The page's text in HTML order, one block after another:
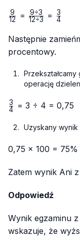
\frac{9}
12
9 = \frac{9
{12 ÷
3}
12÷3
9÷3 = 4
3
Następnie
procentowy.
operację
\frac{3}
4
3 = 3 ÷ 4 = 0,75
Uzyskany wynik
0,75 × 100 = 75%
Zatem wynik Ani
Odpowiedź
Wynik egzaminu
wskazuje, że